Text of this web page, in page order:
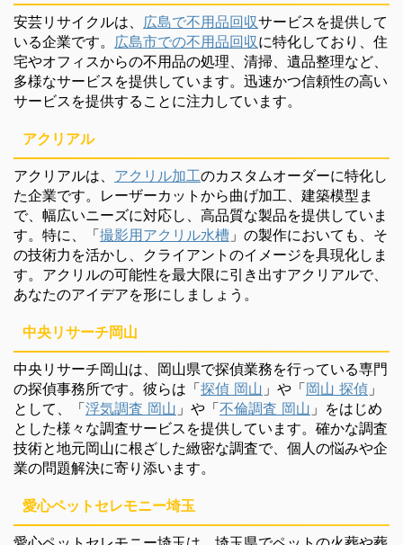
安芸リサイクルは、 広島で不用品回収サービスを提供して
いる企業です。 広島市での不用品回収に特化しており、住
宅やオフィスからの不用品の処理、清掃、遺品整理など、
多様なサービスを提供しています。迅速かつ信頼性の高い
サービスを提供することに注力しています。
アクリアル
アクリアルは、 アクリル加工のカスタムオーダーに特化し
た企業です。レーザーカットから曲げ加工、建築模型ま
で、幅広いニーズに対応し、高品質な製品を提供していま
す。特に、「撮影用アクリル水槽 」の製作においても、そ
の技術力を活かし、クライアントのイメージを具現化しま
す。アクリルの可能性を最大限に引き出すアクリアルで、
あなたのアイデアを形にしましょう。
中央リサーチ岡山
中央リサーチ岡山は、岡山県で探偵業務を行っている専門
の探偵事務所です。彼らは「探偵 岡山 」や「岡山 探偵 」
として、「浮気調査 岡山 」や「不倫調査 岡山 」をはじめ
とした様々な調査サービスを提供しています。確かな調査
技術と地元岡山に根ざした緻密な調査で、個人の悩みや企
業の問題解決に寄り添います。
愛心ペットセレモニー埼玉